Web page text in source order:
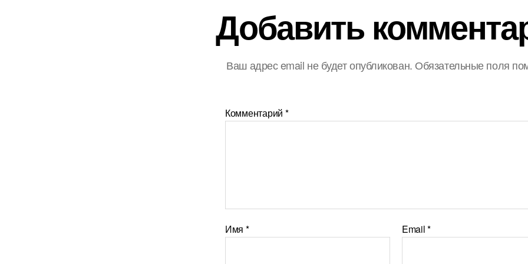
Добавить
Ваш адрес email не будет опубликован. Обязательные поля
Комментарий *
Имя * Email*